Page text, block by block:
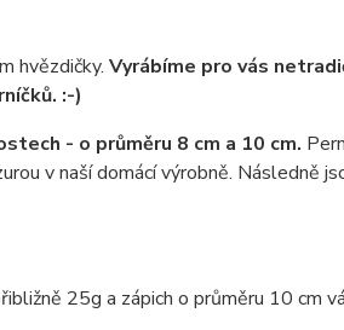
hvězdičky. Vyrábíme pro vás
:-)
- o průměru 8 cm a 10 cm.
v naší domácí výrobně. Následně
25g a zápich o průměru 10 cm